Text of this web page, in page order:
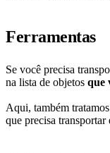
Ferramentas
Se você precisa
na lista de objetos que
Aqui, também
que precisa transportar